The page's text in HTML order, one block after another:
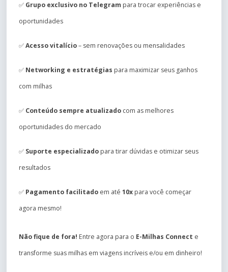
✅ Grupo exclusivo no Telegram para trocar experiências e
oportunidades
✅Acesso vitalício– sem renovações ou mensalidades
✅ Networking e estratégias para maximizar seus ganhos
com milhas
✅ Conteúdo sempre atualizado com as melhores
oportunidades do mercado
✅ Suporte especializado para tirar dúvidas e otimizar seus
resultados
✅ Pagamento facilitado em até 10x para você começar
agora mesmo!
Não fique de fora! Entre agora para o E-Milhas Connect e
transforme suas milhas em viagens incríveis e/ou em dinheiro!